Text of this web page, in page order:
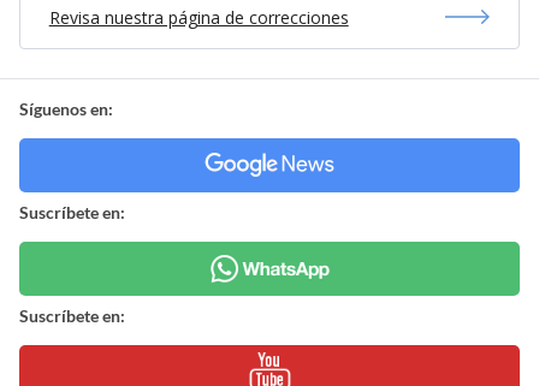
Revisa nuestra página de correcciones
Síguenos en:
Suscríbete en:
Suscríbete en: